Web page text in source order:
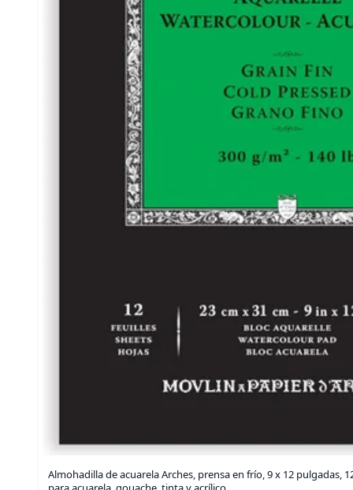
Almohadilla de acuarela Arches, prensa en frío, 9 x 12 pulgadas,